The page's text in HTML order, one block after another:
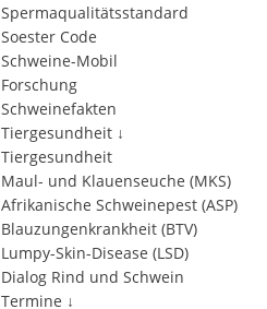
Spermaqualitätsstandard
Soester Code
Schweine-Mobil
Forschung
Schweinefakten
Tiergesundheit ↓
Tiergesundheit
Maul- und Klauenseuche (MKS)
Afrikanische Schweinepest (ASP)
Blauzungenkrankheit (BTV)
Lumpy-Skin-Disease (LSD)
Dialog Rind und Schwein
Termine ↓